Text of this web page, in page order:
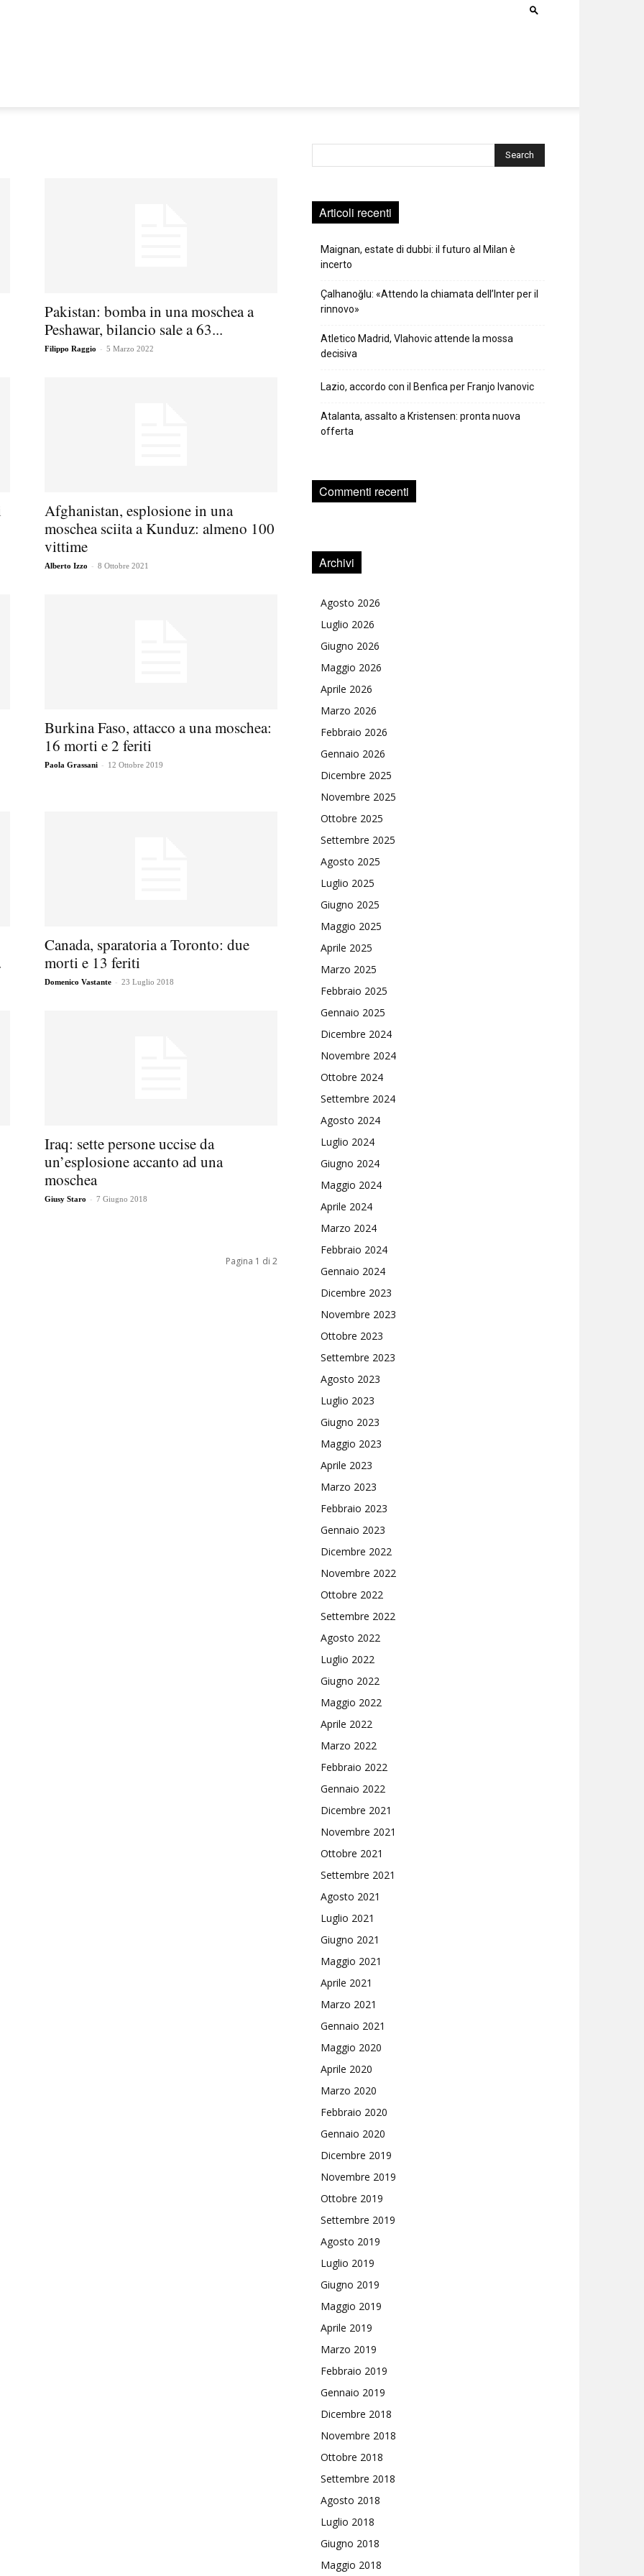
Pakistan: bomba in una moschea a
Peshawar, bilancio sale a 63...
Filippo Raggio - 5 Marzo 2022
Afghanistan, esplosione in una
moschea sciita a Kunduz: almeno 100
vittime
Alberto Izzo - 8 Ottobre 2021
Burkina Faso, attacco a una moschea:
16 morti e 2 feriti
Paola Grassani - 12 Ottobre 2019
Canada, sparatoria a Toronto: due
morti e 13 feriti
Domenico Vastante - 23 Luglio 2018
Iraq: sette persone uccise da
un’esplosione accanto ad una
moschea
Giusy Staro - 7 Giugno 2018
Pagina 1 di 2
Articoli recenti
Maignan, estate di dubbi: il futuro al Milan è
incerto
Çalhanoğlu: «Attendo la chiamata dell’Inter per il
rinnovo»
Atletico Madrid, Vlahovic attende la mossa
decisiva
Lazio, accordo con il Benfica per Franjo Ivanovic
Atalanta, assalto a Kristensen: pronta nuova
offerta
Commenti recenti
Archivi
Agosto 2026
Luglio 2026
Giugno 2026
Maggio 2026
Aprile 2026
Marzo 2026
Febbraio 2026
Gennaio 2026
Dicembre 2025
Novembre 2025
Ottobre 2025
Settembre 2025
Agosto 2025
Luglio 2025
Giugno 2025
Maggio 2025
Aprile 2025
Marzo 2025
Febbraio 2025
Gennaio 2025
Dicembre 2024
Novembre 2024
Ottobre 2024
Settembre 2024
Agosto 2024
Luglio 2024
Giugno 2024
Maggio 2024
Aprile 2024
Marzo 2024
Febbraio 2024
Gennaio 2024
Dicembre 2023
Novembre 2023
Ottobre 2023
Settembre 2023
Agosto 2023
Luglio 2023
Giugno 2023
Maggio 2023
Aprile 2023
Marzo 2023
Febbraio 2023
Gennaio 2023
Dicembre 2022
Novembre 2022
Ottobre 2022
Settembre 2022
Agosto 2022
Luglio 2022
Giugno 2022
Maggio 2022
Aprile 2022
Marzo 2022
Febbraio 2022
Gennaio 2022
Dicembre 2021
Novembre 2021
Ottobre 2021
Settembre 2021
Agosto 2021
Luglio 2021
Giugno 2021
Maggio 2021
Aprile 2021
Marzo 2021
Gennaio 2021
Maggio 2020
Aprile 2020
Marzo 2020
Febbraio 2020
Gennaio 2020
Dicembre 2019
Novembre 2019
Ottobre 2019
Settembre 2019
Agosto 2019
Luglio 2019
Giugno 2019
Maggio 2019
Aprile 2019
Marzo 2019
Febbraio 2019
Gennaio 2019
Dicembre 2018
Novembre 2018
Ottobre 2018
Settembre 2018
Agosto 2018
Luglio 2018
Giugno 2018
Maggio 2018